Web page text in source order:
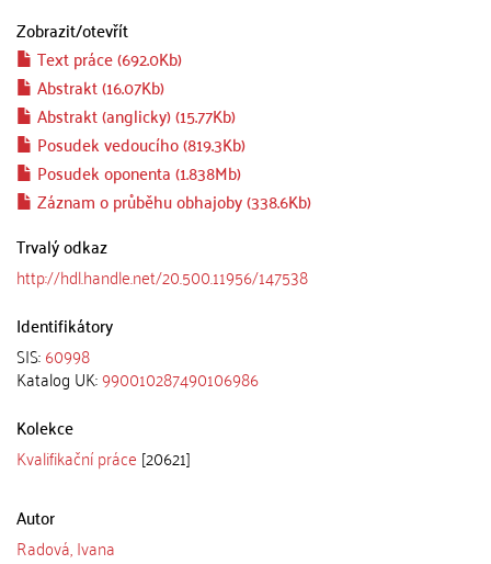
Zobrazit/otevřít
Text práce (692.0Kb)
Abstrakt (16.07Kb)
Abstrakt (anglicky) (15.77Kb)
Posudek vedoucího (819.3Kb)
Posudek oponenta (1.838Mb)
Záznam o průběhu obhajoby (338.6Kb)
Trvalý odkaz
http://hdl.handle.net/20.500.11956/147538
Identifikátory
SIS:60998
Katalog UK:990010287490106986
Kolekce
Kvalifikační práce [20621]
Autor
Radová, Ivana